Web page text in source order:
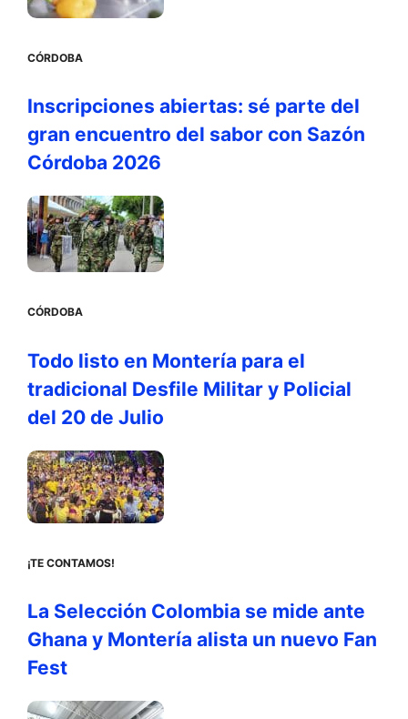
CÓRDOBA
Inscripciones abiertas: sé parte del
gran encuentro del sabor con Sazón
Córdoba 2026
CÓRDOBA
Todo listo en Montería para el
tradicional Desfile Militar y Policial
del 20 de Julio
¡TE CONTAMOS!
La Selección Colombia se mide ante
Ghana y Montería alista un nuevo Fan
Fest